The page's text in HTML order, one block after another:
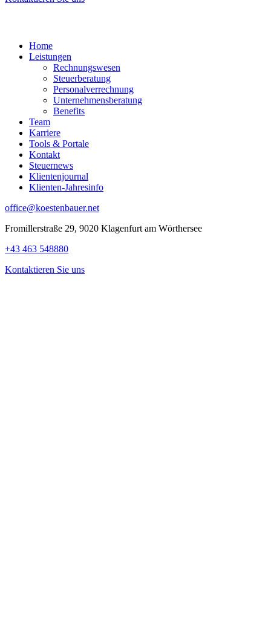
Home
Leistungen
Rechnungswesen
Steuerberatung
Personalverrechnung
Unternehmensberatung
Benefits
Team
Karriere
Tools & Portale
Kontakt
Steuernews
Klientenjournal
Klienten-Jahresinfo
office@koestenbauer.net
Fromillerstraße 29, 9020 Klagenfurt am Wörthersee
+43 463 548880
Kontaktieren Sie uns